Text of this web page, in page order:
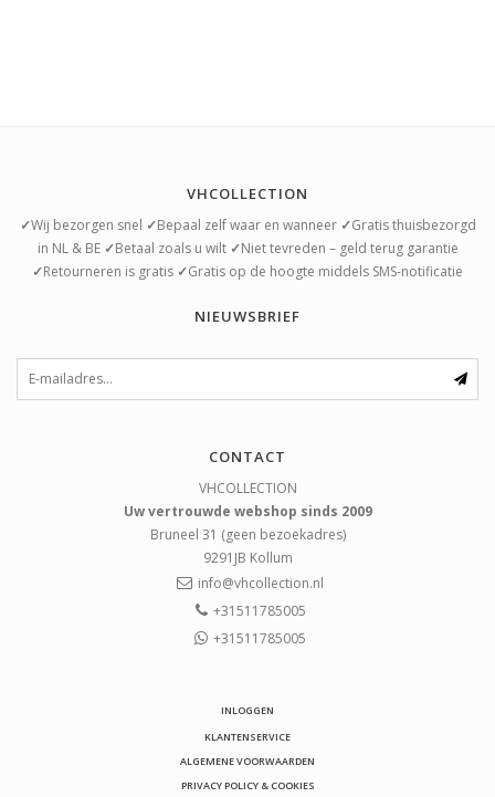
VHCOLLECTION
✓Wij bezorgen snel ✓Bepaal zelf waar en wanneer ✓Gratis thuisbezorgd
in NL & BE ✓Betaal zoals u wilt ✓Niet tevreden – geld terug garantie
✓Retourneren is gratis ✓Gratis op de hoogte middels SMS-notificatie
NIEUWSBRIEF
CONTACT
VHCOLLECTION
Uw vertrouwde webshop sinds 2009
Bruneel 31 (geen bezoekadres)
9291JB Kollum
info@vhcollection.nl
+31511785005
+31511785005
INLOGGEN
KLANTENSERVICE
ALGEMENE VOORWAARDEN
PRIVACY POLICY & COOKIES